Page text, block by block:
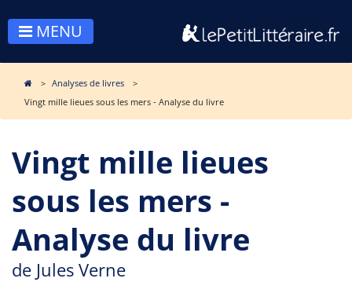
MENU
Analyses de livres
Vingt mille lieues sous les mers - Analyse du livre
Vingt mille lieues
sous les mers -
Analyse du livre
de Jules Verne